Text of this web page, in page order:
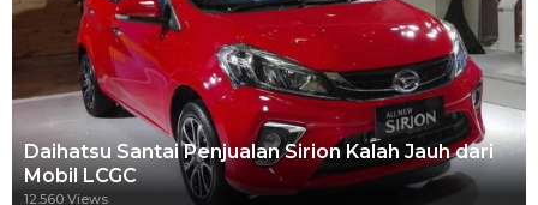
Daihatsu Santai Penjualan Sirion Kalah Jauh dari
Mobil LCGC
12.560 Views